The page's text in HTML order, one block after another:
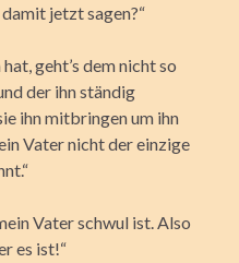
jetzt sagen?“
geht’s dem nicht so
der ihn ständig
ihn mitbringen um ihn
Vater nicht der einzige
Vater schwul ist. Also
es ist!“